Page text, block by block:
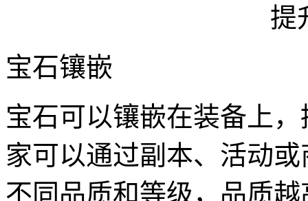
宝石镶嵌
宝石可以镶嵌在装备上
家可以通过副本、活动
不同品质和等级，品质